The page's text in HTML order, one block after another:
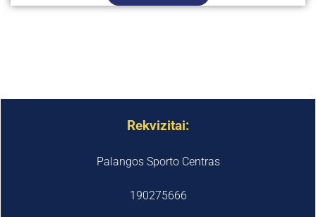
Rekvizitai:
Palangos Sporto Centras
190275666